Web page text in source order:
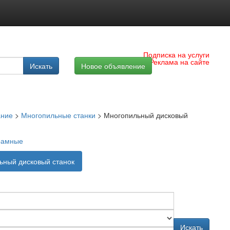
Подписка на услуги
Реклама на сайте
Искать Новое объявление
> Многопильные станки > Многопильный дисковый
дисковый станок
Искать